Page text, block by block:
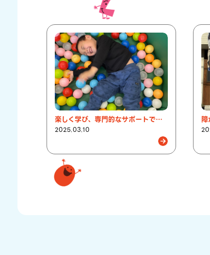
楽しく学び、専門的なサポートで成長！
2025.03.10